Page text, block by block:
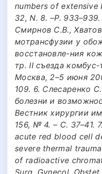
numbers of extensive
32, N. 8. –P.
Смирнов С.В.,
мотрансфузии у
восстановле-ния
тр. II съезда комбус-
Москва, 2–5 июня
109. 6. Слесаренко
болезни и
Вестник хирургии
156, № 4. – С. 37–41.
acute red blood cell
severe thermal
of radioactive
Surg. Gynecol.